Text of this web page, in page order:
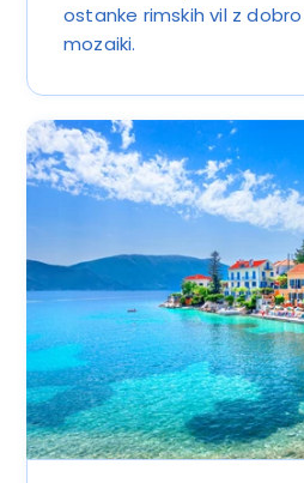
ostanke rimskih vil z
mozaiki.